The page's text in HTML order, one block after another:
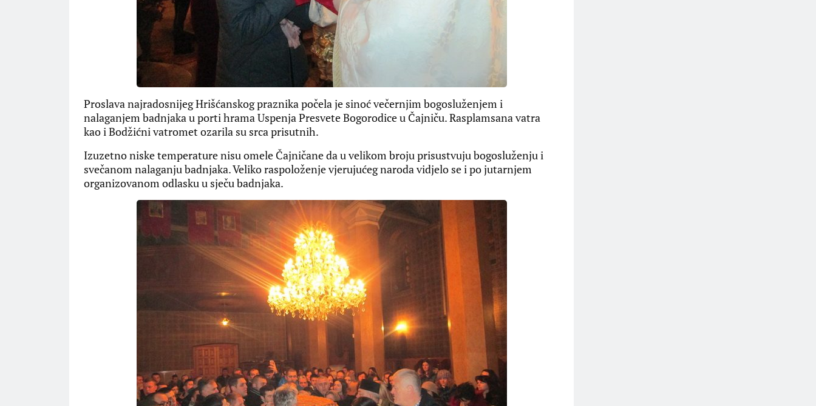
Proslava najradosnijeg Hrišćanskog praznika počela je sinoć večernjim bogosluženjem i
nalaganjem badnjaka u porti hrama Uspenja Presvete Bogorodice u Čajniču. Rasplamsana vatra
kao i Bodžićni vatromet ozarila su srca prisutnih.
Izuzetno niske temperature nisu omele Čajničane da u velikom broju prisustvuju bogosluženju i
svečanom nalaganju badnjaka. Veliko raspoloženje vjerujućeg naroda vidjelo se i po jutarnjem
organizovanom odlasku u sječu badnjaka.